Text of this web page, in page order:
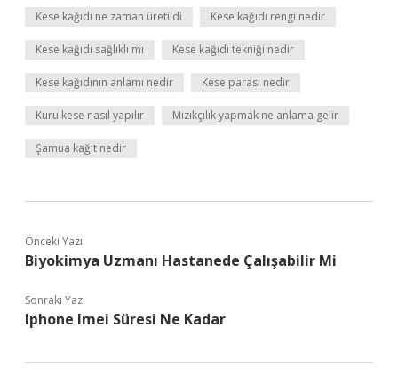
Kese kağıdı ne zaman üretildi Kese kağıdı rengi nedir
Kese kağıdı sağlıklı mı Kese kağıdı tekniği nedir
Kese kağıdının anlamı nedir Kese parası nedir
Kuru kese nasıl yapılır Mızıkçılık yapmak ne anlama gelir
Şamua kağıt nedir
Önceki Yazı
Biyokimya Uzmanı Hastanede Çalışabilir Mi
Sonraki Yazı
Iphone Imei Süresi Ne Kadar